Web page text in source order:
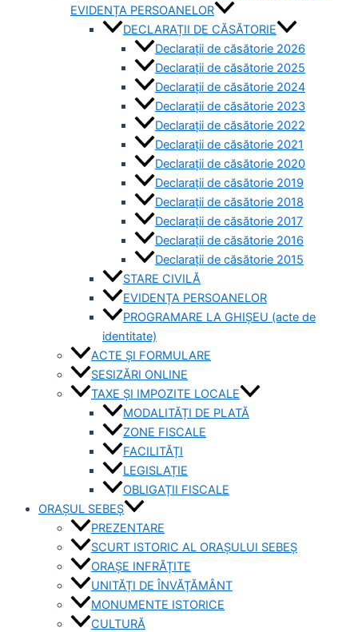
EVIDENȚA PERSOANELOR
DECLARAȚII DE CĂSĂTORIE
Declarații de căsătorie 2026
Declarații de căsătorie 2025
Declarații de căsătorie 2024
Declarații de căsătorie 2023
Declarații de căsătorie 2022
Declarații de căsătorie 2021
Declarații de căsătorie 2020
Declarații de căsătorie 2019
Declarații de căsătorie 2018
Declarații de căsătorie 2017
Declarații de căsătorie 2016
Declarații de căsătorie 2015
STARE CIVILĂ
EVIDENȚA PERSOANELOR
PROGRAMARE LA GHIȘEU (acte de
identitate)
ACTE ȘI FORMULARE
SESIZĂRI ONLINE
TAXE ȘI IMPOZITE LOCALE
MODALITĂȚI DE PLATĂ
ZONE FISCALE
FACILITĂȚI
LEGISLAȚIE
OBLIGAȚII FISCALE
ORAȘUL SEBEȘ
PREZENTARE
SCURT ISTORIC AL ORAȘULUI SEBEȘ
ORAȘE INFRĂȚITE
UNITĂȚI DE ÎNVĂȚĂMÂNT
MONUMENTE ISTORICE
CULTURĂ